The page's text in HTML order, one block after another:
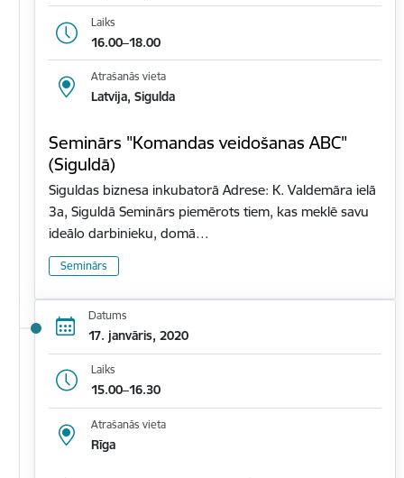
Laiks
16.00–18.00
Atrašanās vieta
Latvija, Sigulda
Seminārs "Komandas veidošanas ABC"
(Siguldā)
Siguldas biznesa inkubatorā Adrese: K. Valdemāra ielā
3a, Siguldā Seminārs piemērots tiem, kas meklē savu
ideālo darbinieku, domā…
Seminārs
Datums
17. janvāris, 2020
Laiks
15.00–16.30
Atrašanās vieta
Rīga